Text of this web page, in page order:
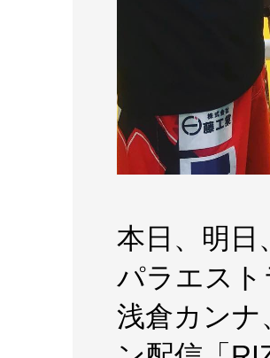
本日、明日
パラエスト
浅倉カンナ